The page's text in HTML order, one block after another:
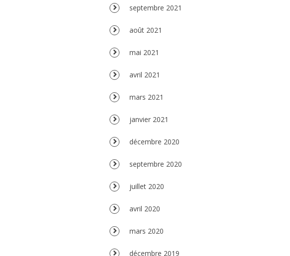
septembre 2021
août 2021
mai 2021
avril 2021
mars 2021
janvier 2021
décembre 2020
septembre 2020
juillet 2020
avril 2020
mars 2020
décembre 2019